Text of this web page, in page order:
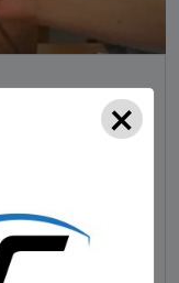
polícia em SC
×